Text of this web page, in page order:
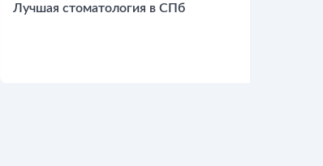
Лучшая стоматология в СПб